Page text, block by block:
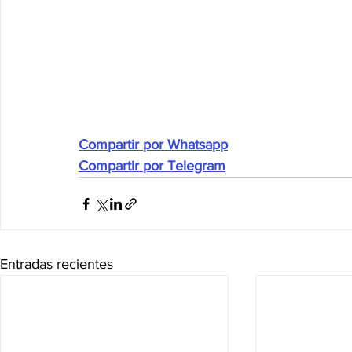
Compartir por Whatsapp
Compartir por Telegram
Entradas recientes